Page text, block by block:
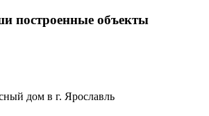
построенные объекты
дом в г. Ярославль